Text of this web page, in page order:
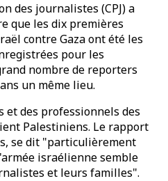
des journalistes (CPJ) a
que les dix premières
contre Gaza ont été les
pour les
nombre de reporters
un même lieu.
des professionnels des
Palestiniens. Le rapport
se dit "particulièrement
israélienne semble
et leurs familles".